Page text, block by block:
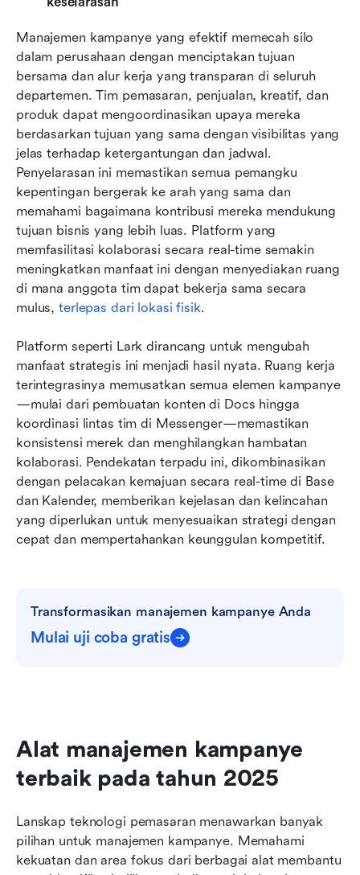
Manajemen kampanye yang efektif memecah silo
dalam perusahaan dengan menciptakan tujuan
bersama dan alur kerja yang transparan di seluruh
departemen. Tim pemasaran, penjualan, kreatif, dan
produk dapat mengoordinasikan upaya mereka
berdasarkan tujuan yang sama dengan visibilitas yang
jelas terhadap ketergantungan dan jadwal.
Penyelarasan ini memastikan semua pemangku
kepentingan bergerak ke arah yang sama dan
memahami bagaimana kontribusi mereka mendukung
tujuan bisnis yang lebih luas. Platform yang
memfasilitasi kolaborasi secara real-time semakin
meningkatkan manfaat ini dengan menyediakan ruang
di mana anggota tim dapat bekerja sama secara
mulus, terlepas dari lokasi fisik.
Platform seperti Lark dirancang untuk mengubah
manfaat strategis ini menjadi hasil nyata. Ruang kerja
terintegrasinya memusatkan semua elemen kampanye
—mulai dari pembuatan konten di Docs hingga
koordinasi lintas tim di Messenger—memastikan
konsistensi merek dan menghilangkan hambatan
kolaborasi. Pendekatan terpadu ini, dikombinasikan
dengan pelacakan kemajuan secara real-time di Base
dan Kalender, memberikan kejelasan dan kelincahan
yang diperlukan untuk menyesuaikan strategi dengan
cepat dan mempertahankan keunggulan kompetitif.
Transformasikan manajemen kampanye Anda
Mulai uji coba gratis
Alat manajemen kampanye
terbaik pada tahun 2025
Lanskap teknologi pemasaran menawarkan banyak
pilihan untuk manajemen kampanye. Memahami
kekuatan dan area fokus dari berbagai alat membantu